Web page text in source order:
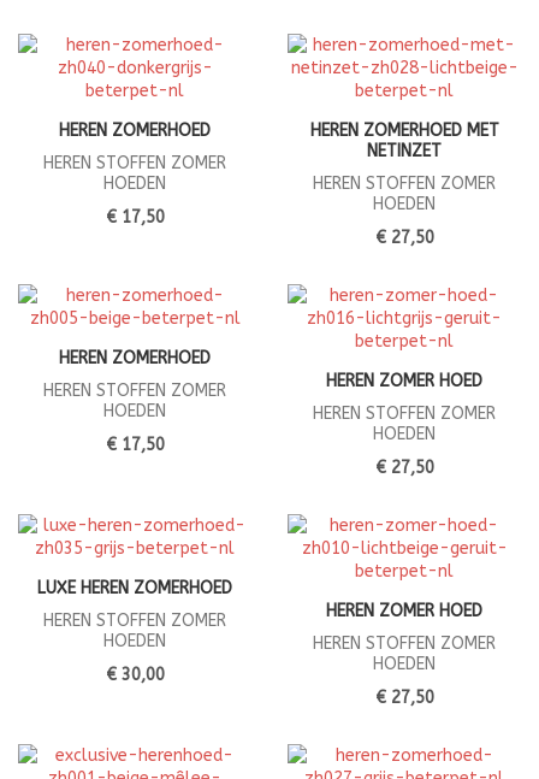
HEREN ZOMERHOED
HEREN STOFFEN ZOMER
HOEDEN
€ 17,50
HEREN ZOMERHOED MET
NETINZET
HEREN STOFFEN ZOMER
HOEDEN
€ 27,50
HEREN ZOMERHOED
HEREN STOFFEN ZOMER
HOEDEN
€ 17,50
HEREN ZOMER HOED
HEREN STOFFEN ZOMER
HOEDEN
€ 27,50
LUXE HEREN ZOMERHOED
HEREN STOFFEN ZOMER
HOEDEN
€ 30,00
HEREN ZOMER HOED
HEREN STOFFEN ZOMER
HOEDEN
€ 27,50